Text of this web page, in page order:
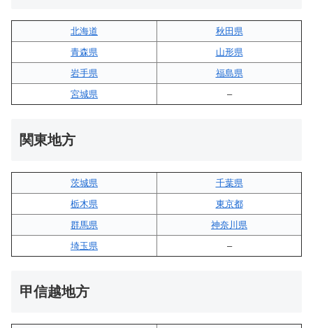
北海道
秋田県
青森県
山形県
岩手県
福島県
宮城県
–
関東地方
茨城県
千葉県
栃木県
東京都
群馬県
神奈川県
埼玉県
–
甲信越地方